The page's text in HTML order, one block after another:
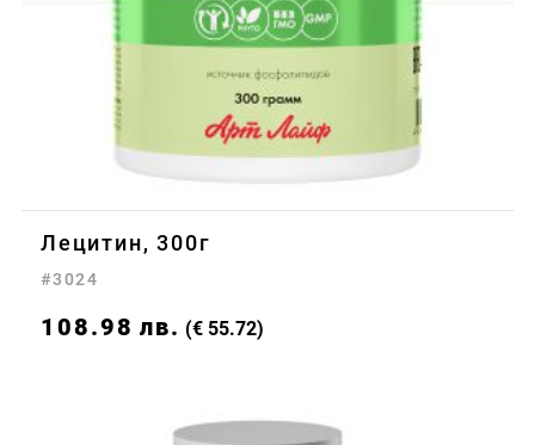
Лецитин, 300г
#3024
108.98 лв. (€ 55.72)